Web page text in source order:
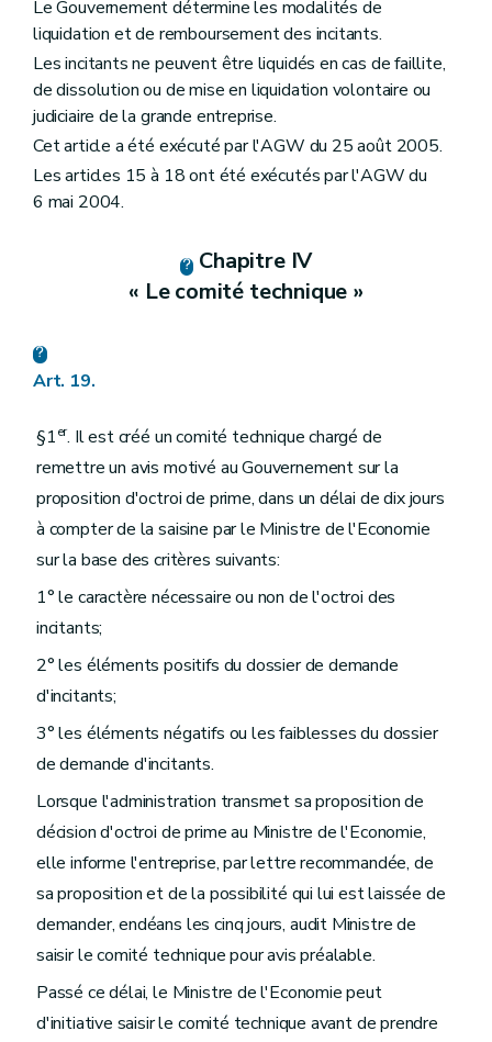
Le Gouvernement détermine les modalités de
liquidation et de remboursement des incitants.
Les incitants ne peuvent être liquidés en cas de faillite,
de dissolution ou de mise en liquidation volontaire ou
judiciaire de la grande entreprise.
Cet article a été exécuté par l'AGW du 25 août 2005.
Les articles 15 à 18 ont été exécutés par l'AGW du
6 mai 2004.
Chapitre IV
« Le comité technique »
Art. 19.
§1er. Il est créé un comité technique chargé de
remettre un avis motivé au Gouvernement sur la
proposition d'octroi de prime, dans un délai de dix jours
à compter de la saisine par le Ministre de l'Economie
sur la base des critères suivants:
1° le caractère nécessaire ou non de l'octroi des
incitants;
2° les éléments positifs du dossier de demande
d'incitants;
3° les éléments négatifs ou les faiblesses du dossier
de demande d'incitants.
Lorsque l'administration transmet sa proposition de
décision d'octroi de prime au Ministre de l'Economie,
elle informe l'entreprise, par lettre recommandée, de
sa proposition et de la possibilité qui lui est laissée de
demander, endéans les cinq jours, audit Ministre de
saisir le comité technique pour avis préalable.
Passé ce délai, le Ministre de l'Economie peut
d'initiative saisir le comité technique avant de prendre